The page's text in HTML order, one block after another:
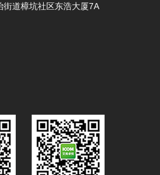
道樟坑社区东浩大厦7A